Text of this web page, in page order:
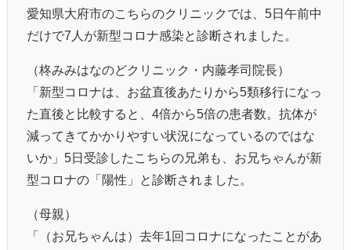
愛知県大府市のこちらのクリニックでは、5日午前中
だけで7人が新型コロナ感染と診断されました。
（柊みみはなのどクリニック・内藤孝司院長）
「新型コロナは、お盆直後あたりから5類移行になっ
た直後と比較すると、4倍から5倍の患者数。抗体が
減ってきてかかりやすい状況になっているのではな
いか」5日受診したこちらの兄弟も、お兄ちゃんが新
型コロナの「陽性」と診断されました。
（母親）
「（お兄ちゃんは）去年1回コロナになったことがあ